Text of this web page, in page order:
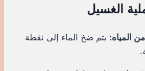
المياه: يتم ضخ الماء إلى نقطة